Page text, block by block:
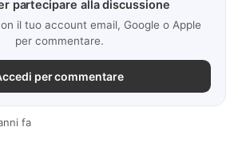
partecipare alla discussione
il tuo account email, Google o Apple
per commentare.
per commentare
fa